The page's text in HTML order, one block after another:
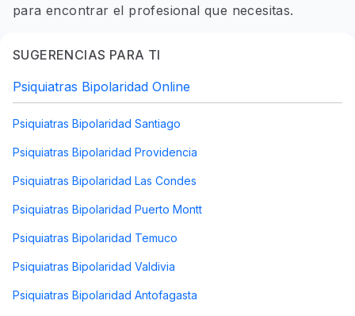
para encontrar el profesional que necesitas.
SUGERENCIAS PARA TI
Psiquiatras Bipolaridad Online
Psiquiatras Bipolaridad Santiago
Psiquiatras Bipolaridad Providencia
Psiquiatras Bipolaridad Las Condes
Psiquiatras Bipolaridad Puerto Montt
Psiquiatras Bipolaridad Temuco
Psiquiatras Bipolaridad Valdivia
Psiquiatras Bipolaridad Antofagasta